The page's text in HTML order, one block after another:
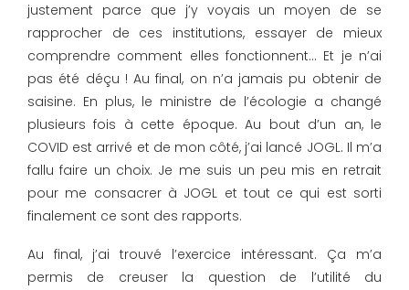
justement parce que j’y voyais un moyen de se
rapprocher de ces institutions, essayer de mieux
comprendre comment elles fonctionnent… Et je n’ai
pas été déçu ! Au final, on n’a jamais pu obtenir de
saisine. En plus, le ministre de l’écologie a changé
plusieurs fois à cette époque. Au bout d’un an, le
COVID est arrivé et de mon côté, j’ai lancé JOGL. Il m’a
fallu faire un choix. Je me suis un peu mis en retrait
pour me consacrer à JOGL et tout ce qui est sorti
finalement ce sont des rapports.
Au final, j’ai trouvé l’exercice intéressant. Ça m’a
permis de creuser la question de l’utilité du